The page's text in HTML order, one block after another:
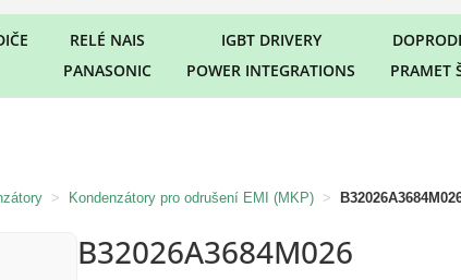
RELÉ NAIS
PANASONIC
IGBT DRIVERY
POWER INTEGRATIONS
PRAMET
> Kondenzátory pro odrušení EMI (MKP) >
B32026A3684M026